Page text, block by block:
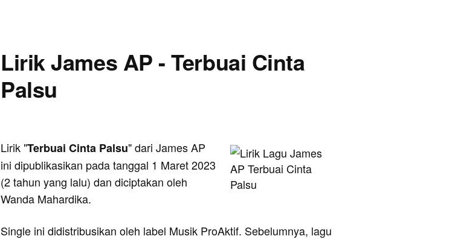
Lirik James AP - Terbuai Cinta
Palsu
Lirik "Terbuai Cinta Palsu" dari James AP
ini dipublikasikan pada tanggal 1 Maret 2023
(2 tahun yang lalu) dan diciptakan oleh
Wanda Mahardika.
Single ini didistribusikan oleh label Musik ProAktif. Sebelumnya, lagu